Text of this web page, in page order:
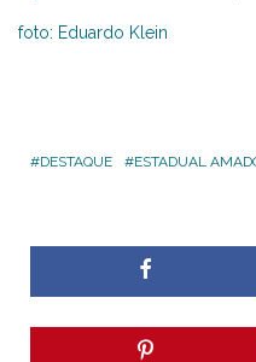
foto: Eduardo Klein
DESTAQUE ESTADUAL